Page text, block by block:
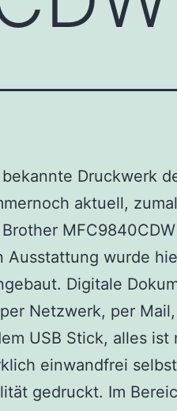
Druckwerk
aktuell,
Ausstattung wurde
Digitale
Netzwerk, per
USB Stick, alles ist
einwandfrei
gedruckt. Im